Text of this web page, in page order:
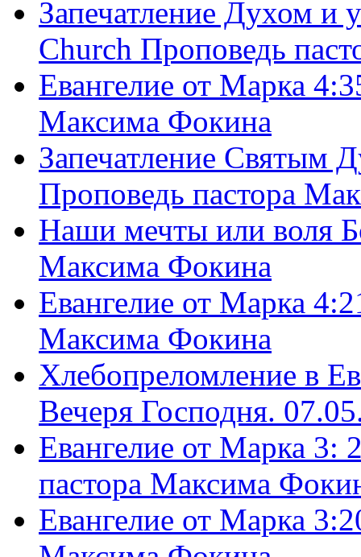
Запечатление Духом и
Church Проповедь
Евангелие от Марка
Максима Фокина
Запечатление Святым
Проповедь пастора
Наши мечты или воля
Максима Фокина
Евангелие от Марка
Максима Фокина
Хлебопреломление в
Вечеря Господня.
Евангелие от Марка 3:
пастора Максима
Евангелие от Марка